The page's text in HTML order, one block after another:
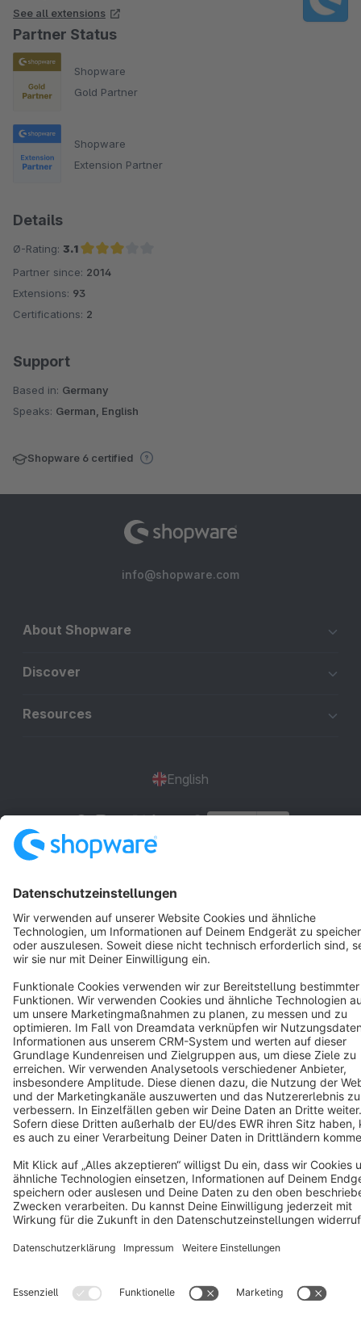
See all extensions
Partner Status
Shopware
Gold Partner
Shopware
Extension Partner
Details
Ø-Rating: 3.1
Average rating of 3.1 out of 5 stars
Partner since: 2014
Extensions: 93
Certifications: 2
Support
Based in: Germany
Speaks: German, English
Shopware 6 certified
info@shopware.com
About Shopware
Discover
Resources
English
Terms & Conditions Privacy
Cookie settings
Copyright © shopware AG - All rights reserved